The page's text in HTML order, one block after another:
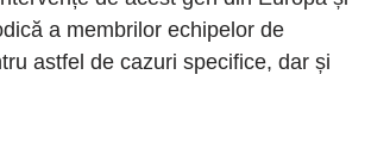
a membrilor echipelor de
astfel de cazuri specifice, dar și